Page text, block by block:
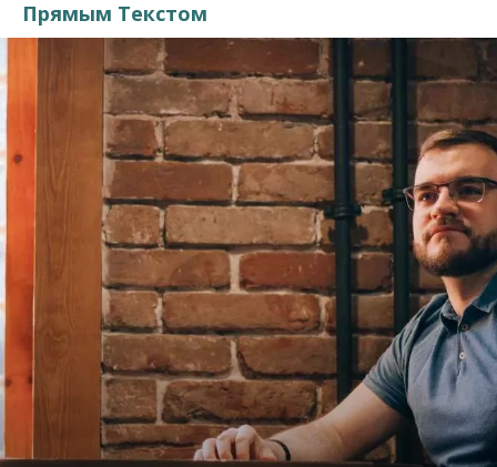
Прямым Текстом